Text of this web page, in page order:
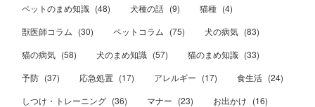
ペットのまめ知識 (48) 犬種の話 (9) 猫種 (4)
獣医師コラム (30) ペットコラム (75) 犬の病気 (83)
猫の病気 (58) 犬のまめ知識 (57) 猫のまめ知識 (33)
予防 (37) 応急処置 (17) アレルギー (17) 食生活 (24)
しつけ・トレーニング (36) マナー (23) お出かけ (16)